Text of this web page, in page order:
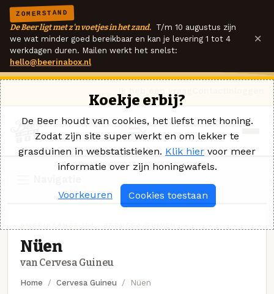
ZOMERSTAND
De Beer ligt met z'n voetjes in het zand. T/m 10 augustus zijn
we wat minder goed bereikbaar en kan je levering 1 tot 4
werkdagen duren. Mailen werkt het snelst:
hello@beerinabox.nl
×
Nüen
van Cervesa Guineu
Home Cervesa Guineu Nüen
Koekje erbij?
De Beer houdt van cookies, het liefst met honing.
Zodat zijn site super werkt en om lekker te
grasduinen in webstatistieken. Klik hier voor meer
informatie over zijn honingwafels.
Voorkeuren Cookies toestaan